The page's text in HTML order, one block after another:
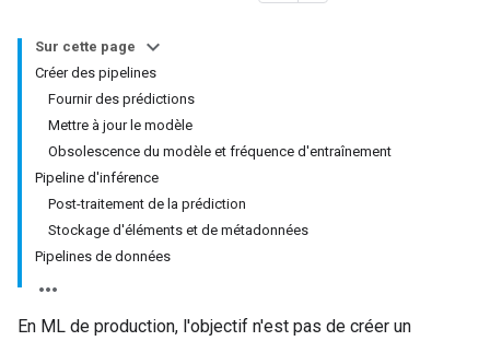
Sur cette page
Créer des pipelines
Fournir des prédictions
Mettre à jour le modèle
Obsolescence du modèle et fréquence d'entraînement
Pipeline d'inférence
Post-traitement de la prédiction
Stockage d'éléments et de métadonnées
Pipelines de données
En ML de production, l'objectif n'est pas de créer un